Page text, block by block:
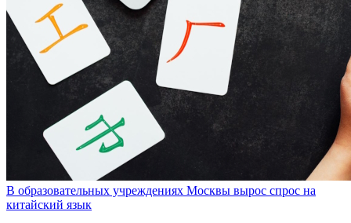
В образовательных учреждениях Москвы вырос спрос на
китайский язык